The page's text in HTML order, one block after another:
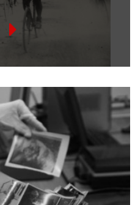
ŁYŻWIARZ,